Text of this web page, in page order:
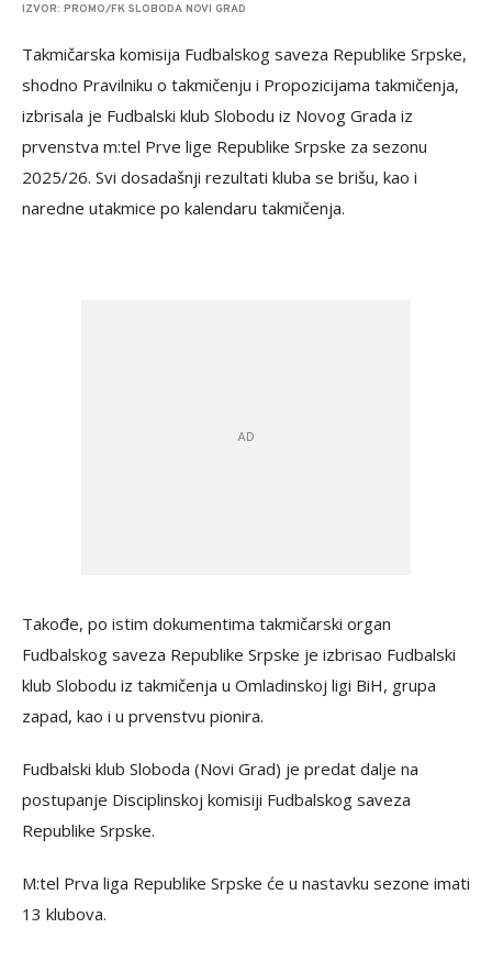
IZVOR: PROMO/FK SLOBODA NOVI GRAD
Takmičarska komisija Fudbalskog saveza Republike Srpske,
shodno Pravilniku o takmičenju i Propozicijama takmičenja,
izbrisala je Fudbalski klub Slobodu iz Novog Grada iz
prvenstva m:tel Prve lige Republike Srpske za sezonu
2025/26. Svi dosadašnji rezultati kluba se brišu, kao i
naredne utakmice po kalendaru takmičenja.
Takođe, po istim dokumentima takmičarski organ
Fudbalskog saveza Republike Srpske je izbrisao Fudbalski
klub Slobodu iz takmičenja u Omladinskoj ligi BiH, grupa
zapad, kao i u prvenstvu pionira.
Fudbalski klub Sloboda (Novi Grad) je predat dalje na
postupanje Disciplinskoj komisiji Fudbalskog saveza
Republike Srpske.
M:tel Prva liga Republike Srpske će u nastavku sezone imati
13 klubova.